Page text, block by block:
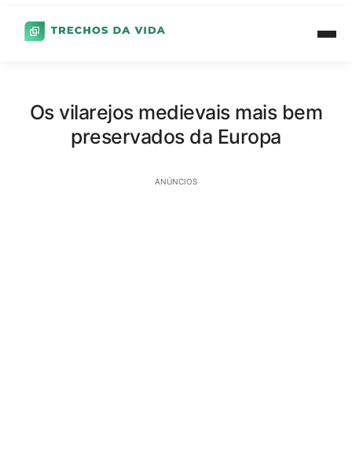
Os vilarejos medievais mais bem
preservados da Europa
ANÚNCIOS